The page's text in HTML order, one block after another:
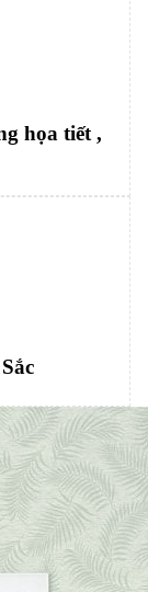
họa tiết ,